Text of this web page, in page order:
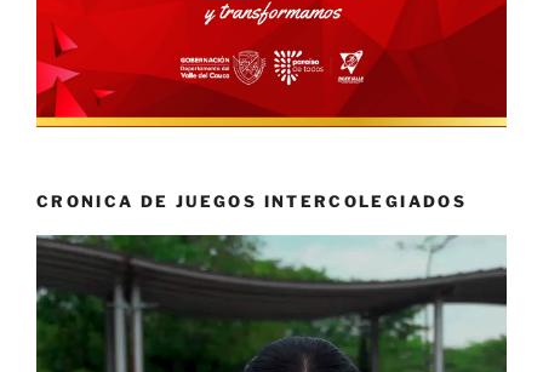
CRONICA DE JUEGOS INTERCOLEGIADOS
Reproductor
vídeo